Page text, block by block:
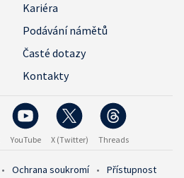
Kariéra
Podávání námětů
Časté dotazy
Kontakty
YouTube X (Twitter) Threads
• Ochrana soukromí • Přístupnost